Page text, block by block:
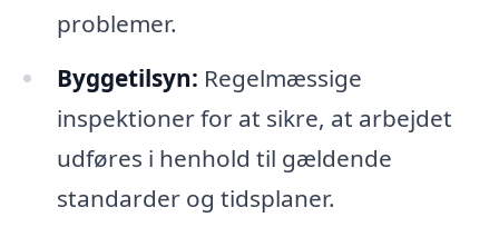
problemer.
Byggetilsyn: Regelmæssige
inspektioner for at sikre, at arbejdet
udføres i henhold til gældende
standarder og tidsplaner.